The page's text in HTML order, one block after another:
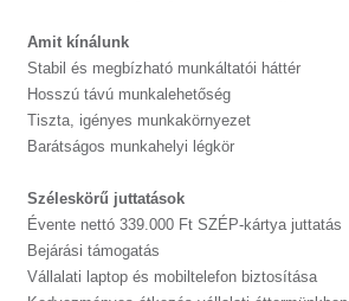
Amit kínálunk
Stabil és megbízható munkáltatói háttér
Hosszú távú munkalehetőség
Tiszta, igényes munkakörnyezet
Barátságos munkahelyi légkör
Széleskörű juttatások
Évente nettó 339.000 Ft SZÉP-kártya juttatás
Bejárási támogatás
Vállalati laptop és mobiltelefon biztosítása